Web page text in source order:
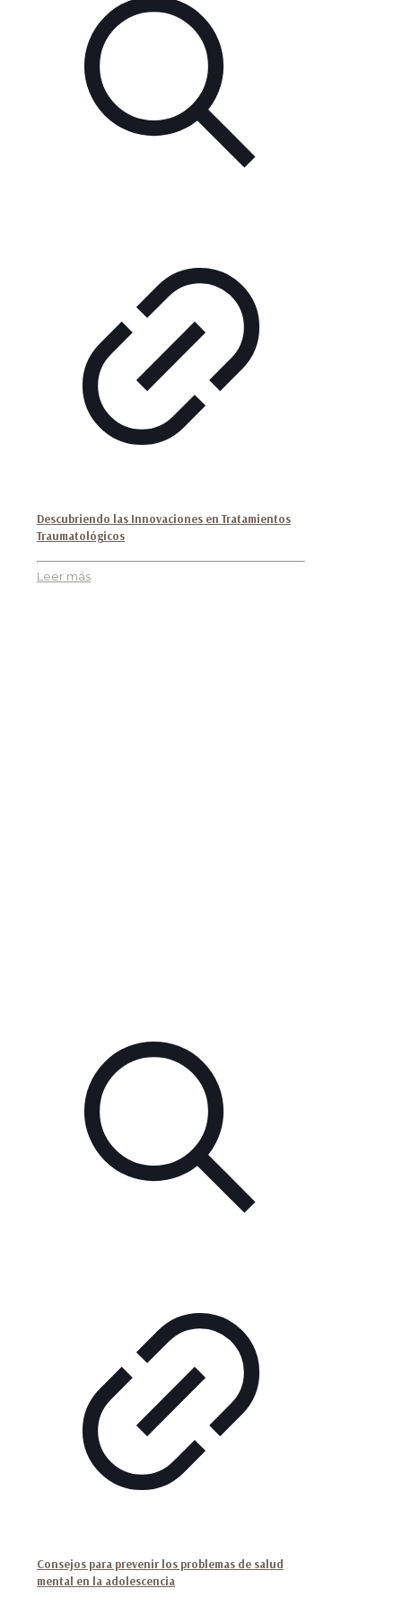
Descubriendo las Innovaciones en Tratamientos
Traumatológicos
Leer más
Consejos para prevenir los problemas de salud
mental en la adolescencia